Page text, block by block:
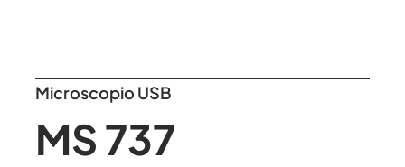
Microscopio USB
MS 737